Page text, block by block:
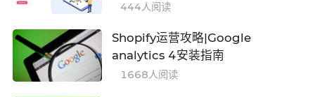
444人阅读
Shopify运营攻略|Google
analytics 4安装指南
1668人阅读